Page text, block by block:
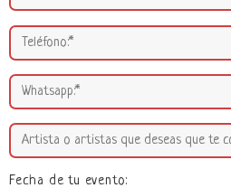
Fecha de tu evento: